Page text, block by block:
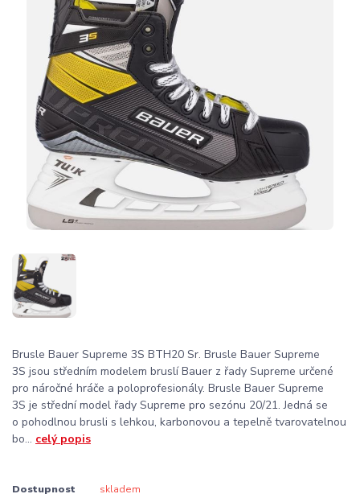
Brusle Bauer Supreme 3S BTH20 Sr. Brusle Bauer Supreme
3S jsou středním modelem bruslí Bauer z řady Supreme určené
pro náročné hráče a poloprofesionály. Brusle Bauer Supreme
3S je střední model řady Supreme pro sezónu 20/21. Jedná se
o pohodlnou brusli s lehkou, karbonovou a tepelně tvarovatelnou
bo... celý popis
Dostupnost skladem